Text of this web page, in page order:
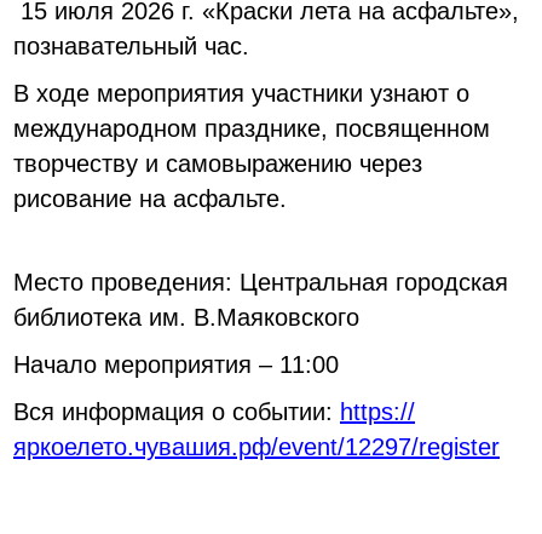
15 июля 2026 г. «Краски лета на асфальте»,
познавательный час.
В ходе мероприятия участники узнают о
международном празднике, посвященном
творчеству и самовыражению через
рисование на асфальте.
Место проведения: Центральная городская
библиотека им. В.Маяковского
Начало мероприятия – 11:00
Вся информация о событии: https://
яркоелето.чувашия.рф/event/12297/register